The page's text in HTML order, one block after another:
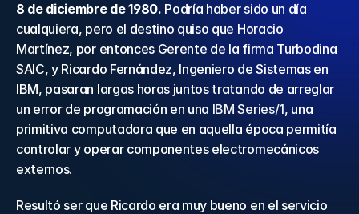
8 de diciembre de 1980. Podría haber sido un día
cualquiera, pero el destino quiso que Horacio
Martínez, por entonces Gerente de la firma Turbodina
SAIC, y Ricardo Fernández, Ingeniero de Sistemas en
IBM, pasaran largas horas juntos tratando de arreglar
un error de programación en una IBM Series/1, una
primitiva computadora que en aquella época permitía
controlar y operar componentes electromecánicos
externos.
Resultó ser que Ricardo era muy bueno en el servicio